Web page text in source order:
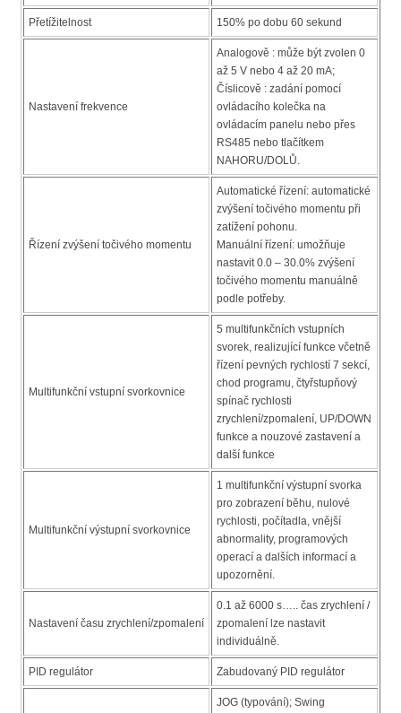
Přetížitelnost 150% po dobu 60 sekund
Nastavení frekvence
Analogově : může být zvolen 0
až 5 V nebo 4 až 20 mA;
Číslicově : zadání pomocí
ovládacího kolečka na
ovládacím panelu nebo přes
RS485 nebo tlačítkem
NAHORU/DOLŮ.
Řízení zvýšení točivého momentu
Automatické řízení: automatické
zvýšení točivého momentu při
zatížení pohonu.
Manuální řízení: umožňuje
nastavit 0.0 – 30.0% zvýšení
točivého momentu manuálně
podle potřeby.
Multifunkční vstupní svorkovnice
5 multifunkčních vstupních
svorek, realizující funkce včetně
řízení pevných rychlostí 7 sekcí,
chod programu, čtyřstupňový
spínač rychlosti
zrychlení/zpomalení, UP/DOWN
funkce a nouzové zastavení a
další funkce
Multifunkční výstupní svorkovnice
1 multifunkční výstupní svorka
pro zobrazení běhu, nulové
rychlosti, počítadla, vnější
abnormality, programových
operací a dalších informací a
upozornění.
Nastavení času zrychlení/zpomalení
0.1 až 6000 s….. čas zrychlení /
zpomalení lze nastavit
individuálně.
PID regulátor Zabudovaný PID regulátor
JOG (typování); Swing